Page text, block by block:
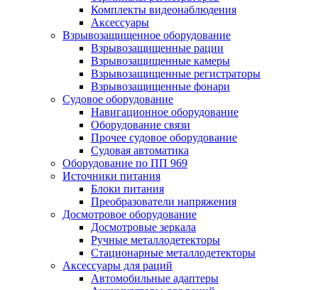
Комплекты видеонаблюдения
Аксессуары
Взрывозащищенное оборудование
Взрывозащищенные рации
Взрывозащищенные камеры
Взрывозащищенные регистраторы
Взрывозащищенные фонари
Судовое оборудование
Навигационное оборудование
Оборудование связи
Прочее судовое оборудование
Судовая автоматика
Оборудование по ПП 969
Источники питания
Блоки питания
Преобразователи напряжения
Досмотровое оборудование
Досмотровые зеркала
Ручные металлодетекторы
Стационарные металлодетекторы
Аксессуары для раций
Автомобильные адаптеры